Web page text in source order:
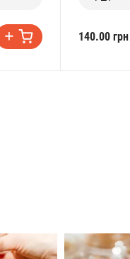
140.00 грн